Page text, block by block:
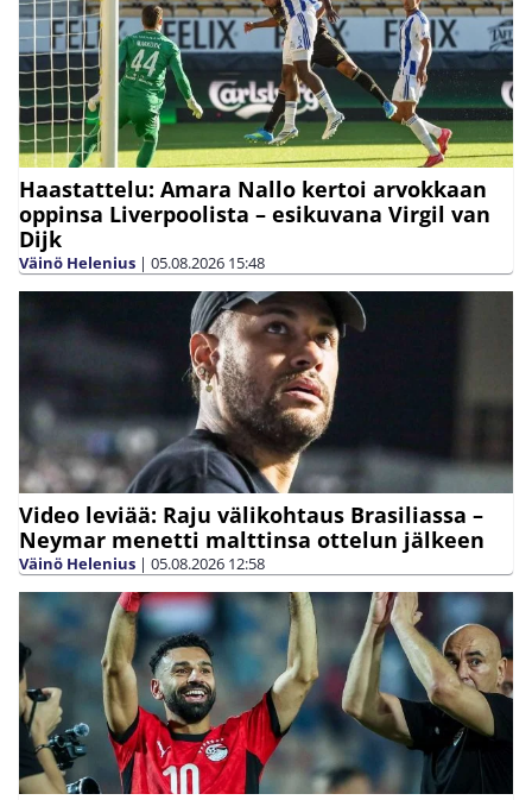
Haastattelu: Amara Nallo kertoi arvokkaan
oppinsa Liverpoolista – esikuvana Virgil van
Dijk
Väinö Helenius | 05.08.2026 15:48
Video leviää: Raju välikohtaus Brasiliassa –
Neymar menetti malttinsa ottelun jälkeen
Väinö Helenius | 05.08.2026 12:58